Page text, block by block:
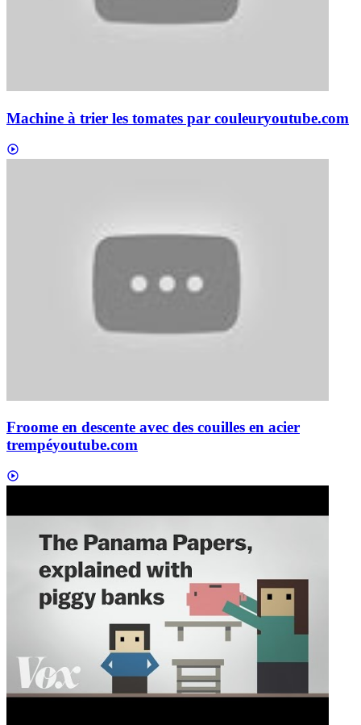
Machine à trier les tomates par couleuryoutube.com
Froome en descente avec des couilles en acier
trempéyoutube.com